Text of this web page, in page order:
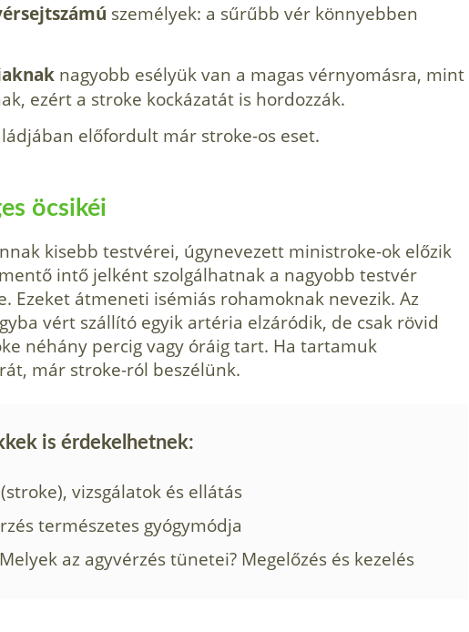
személyek: a sűrűbb vér könnyebben
nagyobb esélyük van a magas vérnyomásra, mint
ezért a stroke kockázatát is hordozzák.
előfordult már stroke-os eset.
öcsikéi
kisebb testvérei, úgynevezett ministroke-ok előzik
intő jelként szolgálhatnak a nagyobb testvér
Ezeket átmeneti isémiás rohamoknak nevezik. Az
vért szállító egyik artéria elzáródik, de csak rövid
néhány percig vagy óráig tart. Ha tartamuk
már stroke-ról beszélünk.
is érdekelhetnek:
vizsgálatok és ellátás
természetes gyógymódja
az agyvérzés tünetei? Megelőzés és kezelés